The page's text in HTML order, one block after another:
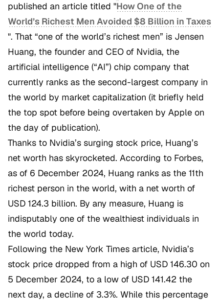
published an article titled "How One of the
World’s Richest Men Avoided $8 Billion in Taxes
". That “one of the world’s richest men” is Jensen
Huang, the founder and CEO of Nvidia, the
artificial intelligence (“AI”) chip company that
currently ranks as the second-largest company in
the world by market capitalization (it briefly held
the top spot before being overtaken by Apple on
the day of publication).
Thanks to Nvidia’s surging stock price, Huang’s
net worth has skyrocketed. According to Forbes,
as of 6 December 2024, Huang ranks as the 11th
richest person in the world, with a net worth of
USD 124.3 billion. By any measure, Huang is
indisputably one of the wealthiest individuals in
the world today.
Following the New York Times article, Nvidia’s
stock price dropped from a high of USD 146.30 on
5 December 2024, to a low of USD 141.42 the
next day, a decline of 3.3%. While this percentage